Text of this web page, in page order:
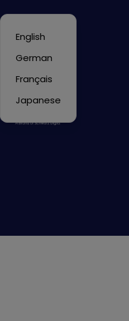
English
German
Français
Japanese